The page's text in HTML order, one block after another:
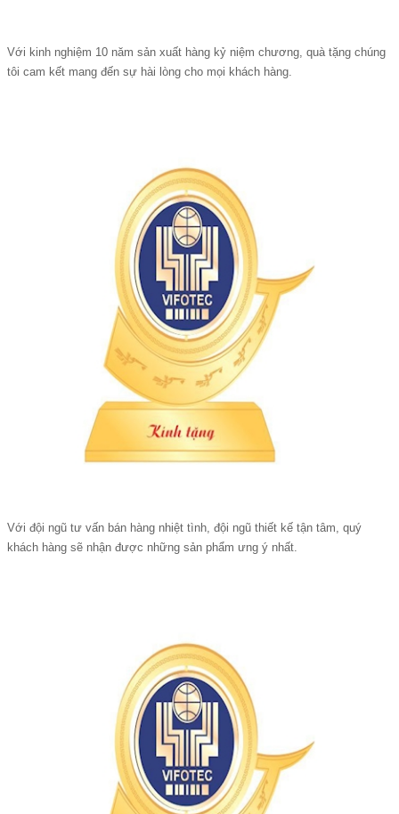
Với kinh nghiệm 10 năm sản xuất hàng kỷ niệm chương, quà tặng chúng
tôi cam kết mang đến sự hài lòng cho mọi khách hàng.
Với đội ngũ tư vấn bán hàng nhiệt tình, đội ngũ thiết kế tận tâm, quý
khách hàng sẽ nhận được những sản phẩm ưng ý nhất.